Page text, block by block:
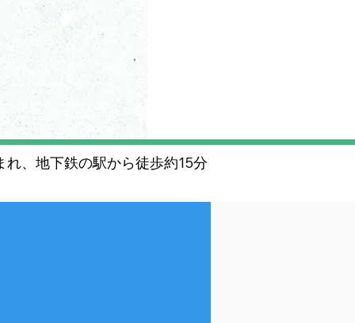
、地下鉄の駅から徒歩約15分